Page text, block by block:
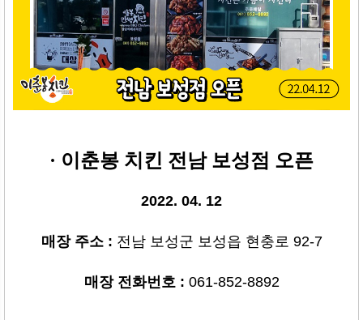
· 이춘봉 치킨 전남 보성점 오픈
2022. 04. 12
매장 주소 : 전남 보성군 보성읍 현충로 92-7
매장 전화번호 : 061-852-8892